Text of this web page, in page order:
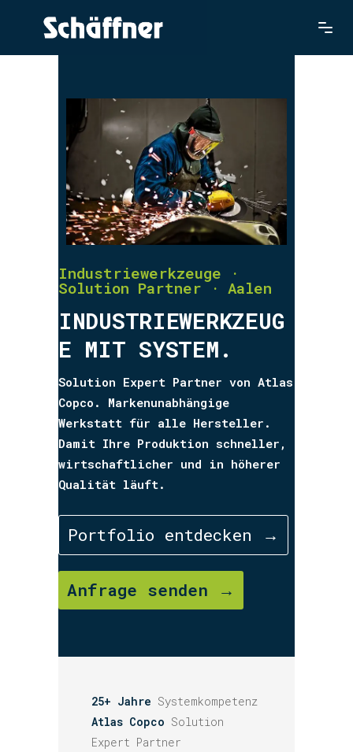
Industriewerkzeuge ·
Solution Partner · Aalen
INDUSTRIEWERKZEUG
E MIT SYSTEM.
Solution Expert Partner von Atlas
Copco. Markenunabhängige
Werkstatt für alle Hersteller.
Damit Ihre Produktion schneller,
wirtschaftlicher und in höherer
Qualität läuft.
Anfrage senden →
Portfolio entdecken →
25+ Jahre Systemkompetenz
Atlas Copco Solution
Expert Partner